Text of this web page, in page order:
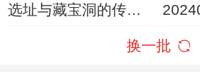
选址与藏宝洞的传说
换一批